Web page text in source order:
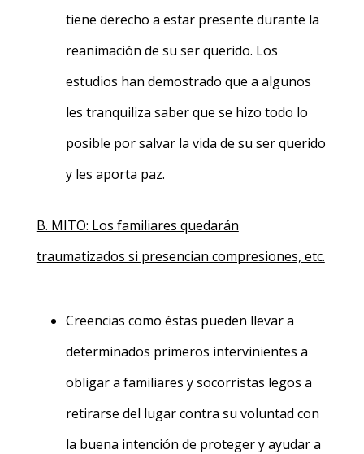
tiene derecho a estar presente durante la
reanimación de su ser querido. Los
estudios han demostrado que a algunos
les tranquiliza saber que se hizo todo lo
posible por salvar la vida de su ser querido
y les aporta paz.
B. MITO: Los familiares quedarán
traumatizados si presencian compresiones, etc.
Creencias como éstas pueden llevar a
determinados primeros intervinientes a
obligar a familiares y socorristas legos a
retirarse del lugar contra su voluntad con
la buena intención de proteger y ayudar a